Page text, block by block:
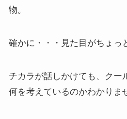
物。
確かに・・・見た目がちょっ
チカラが話しかけても、クー
何を考えているのかわかりま